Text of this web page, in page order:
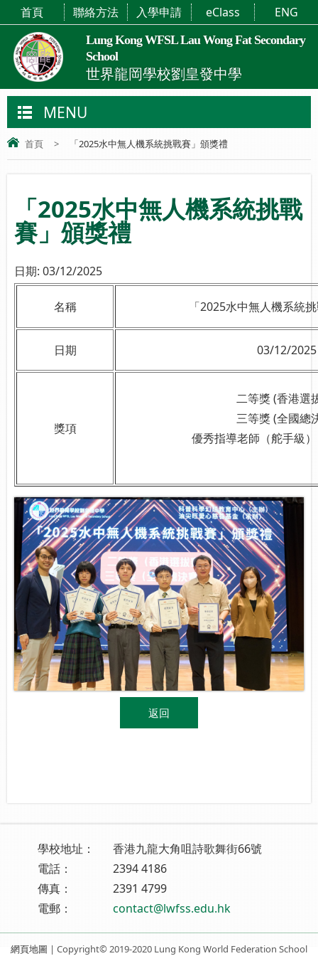
Lung Kong WFSL Lau Wong Fat Secondary
School
世界龍岡學校劉皇發中學
首頁 聯絡方法 入學申請 eClass ENG
MENU
首頁 > 「2025水中無人機系統挑戰賽」頒獎禮
「2025水中無人機系統挑戰
賽」頒獎禮
日期: 03/12/2025
名稱 「2025水中無人機系統
日期 03/12/2025
獎項
二等獎 (香港選
三等獎 (全國總
優秀指導老師（舵手級
返回
學校地址：
香港九龍大角咀詩歌舞街66號
電話：
2394 4186
傳真：
2391 4799
電郵：
contact@lwfss.edu.hk
網頁地圖 | Copyright© 2019-2020 Lung Kong World Federation School